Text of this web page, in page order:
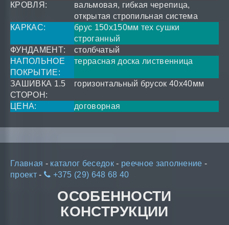
КРОВЛЯ:
вальмовая, гибкая черепица,
открытая стропильная система
КАРКАС:
брус 150x150мм тех сушки
строганный
ФУНДАМЕНТ:
столбчатый
НАПОЛЬНОЕ
ПОКРЫТИЕ:
террасная доска лиственница
ЗАШИВКА 1.5
СТОРОН:
горизонтальный брусок 40x40мм
ЦЕНА: договорная
Главная - каталог беседок- реечное заполнение-
проект- +375 (29) 648 68 40
ОСОБЕННОСТИ
КОНСТРУКЦИИ